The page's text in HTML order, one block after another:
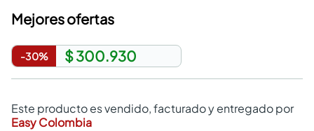
Mejores ofertas
-30% $ 300.930
Este producto es vendido, facturado y entregado por
Easy Colombia